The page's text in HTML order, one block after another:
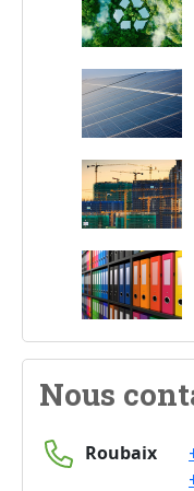
Nous
Roubaix